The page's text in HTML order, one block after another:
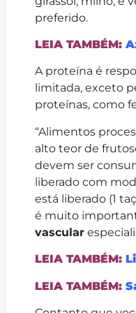
preferido.
LEIA TAMBÉM:
A proteína é
limitada, exceto
proteínas, como
“Alimentos
alto teor de
devem ser
liberado com
está liberado (1
é muito
vascular
LEIA TAMBÉM:
LEIA TAMBÉM: